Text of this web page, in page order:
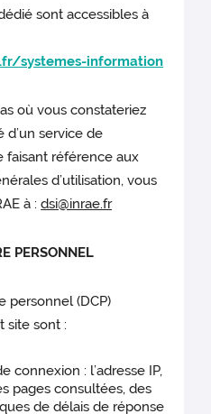
sont accessibles à
systemes-information
où vous constateriez
service de
faisant référence aux
d’utilisation, vous
à :dsi@inrae.fr
PERSONNEL
personnel (DCP)
site sont :
connexion : l’adresse IP,
pages consultées, des
de délais de réponse